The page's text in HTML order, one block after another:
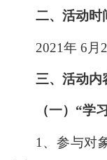
二、活动时
2021年 6
三、活动内
（一） “学
1 、参与对